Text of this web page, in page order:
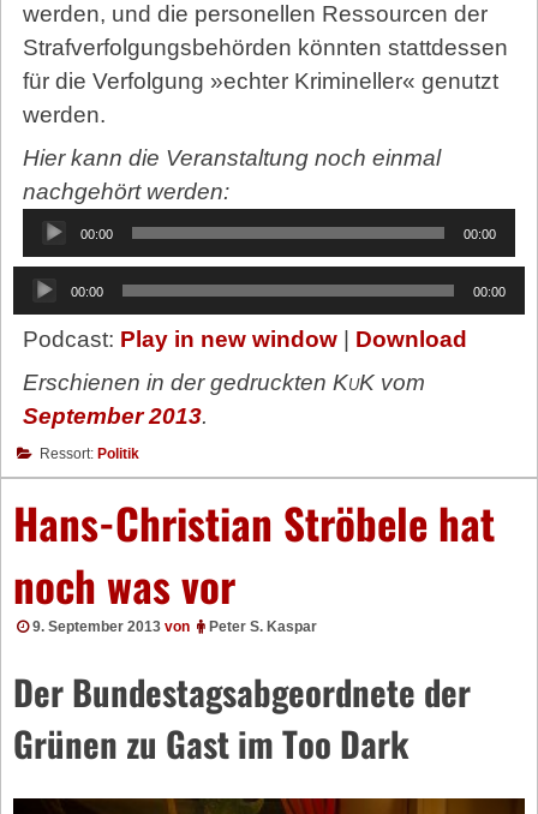
werden, und die personellen Ressourcen der
Strafverfolgungsbehörden könnten stattdessen
für die Verfolgung »echter Krimineller« genutzt
werden.
Hier kann die Veranstaltung noch einmal
nachgehört werden:
Audio-
Player
00:00 00:00
Audio-
Player
00:00 00:00
Podcast: Play in new window| Download
Erschienen in der gedruckten KuKvom
September 2013.
Ressort: Politik
Hans-Christian Ströbele hat
noch was vor
9. September 2013 von Peter S. Kaspar
Der Bundestagsabgeordnete der
Grünen zu Gast im Too Dark